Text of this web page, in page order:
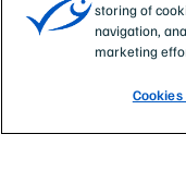
Sites
Polska
ZNAJDŹ
storing of
navigation,
marketing